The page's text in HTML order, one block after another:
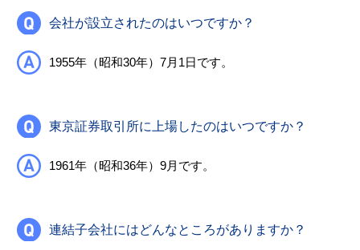
会社が設立されたのはいつですか？
1955年（昭和30年）7月1日です。
東京証券取引所に上場したのはいつですか？
1961年（昭和36年）9月です。
連結子会社にはどんなところがありますか？